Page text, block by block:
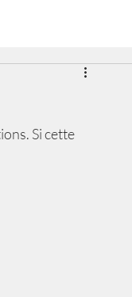
Si cette